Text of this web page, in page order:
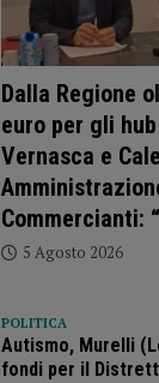
Dalla Regione
euro per gli
Vernasca e
Commercianti:
5 Agosto 2026
POLITICA
Autismo, Murelli
fondi per il